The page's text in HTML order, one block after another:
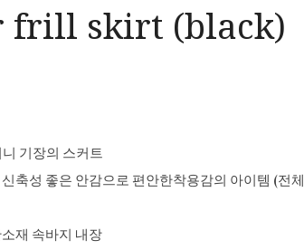
frill skirt (black)
기장의 스커트
축성 좋은 안감으로 편안한착용감의 아이템 (전체
재 속바지 내장